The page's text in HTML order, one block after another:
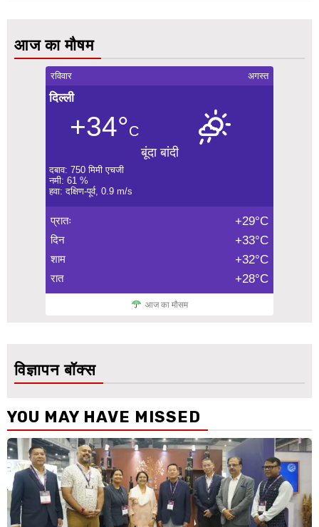
आज का मौषम
रविवार अगस्त
दिल्ली
+34°C
बूंदा बांदी
दबाव: 750 मिमी एचजी
नमी: 61 %
हवा: दक्षिण-पूर्व, 0.9 m/s
प्रातः +29°C
दिन +33°C
शाम +32°C
रात +28°C
आज का मौसम
विज्ञापन बॉक्स
YOU MAY HAVE MISSED